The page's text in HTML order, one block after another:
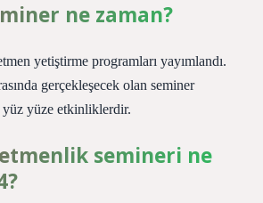
ne zaman?
yetiştirme programları yayımlandı.
gerçekleşecek olan seminer
yüz yüze etkinliklerdir.
semineri ne